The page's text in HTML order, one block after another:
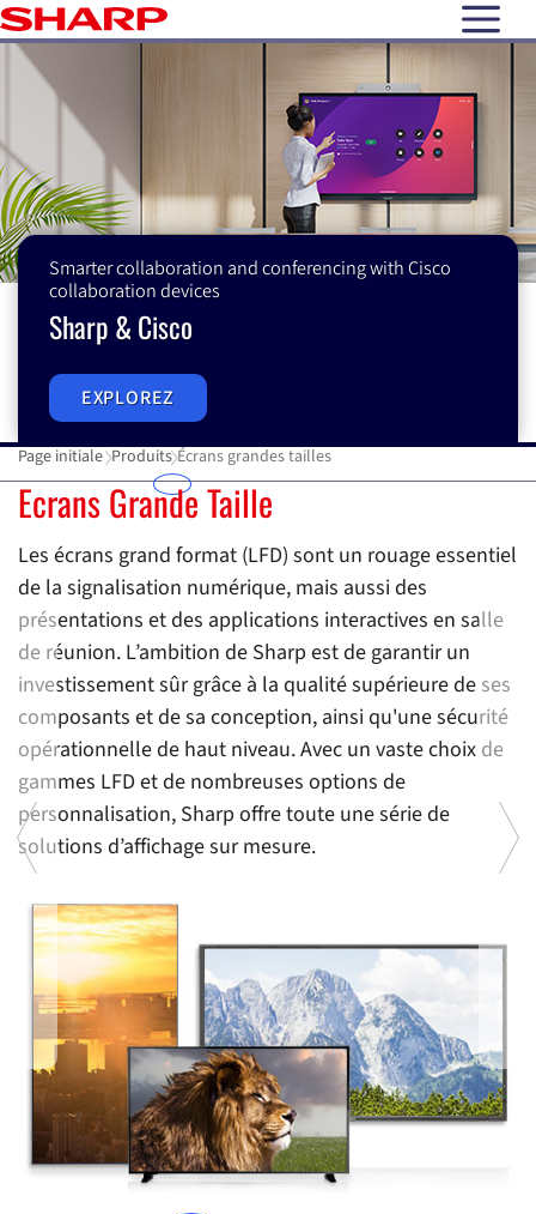
open
Smarter collaboration and conferencing with Cisco
collaboration devices
Sharp & Cisco
EXPLOREZ
Page initiale Produits Écrans grandes tailles
Ecrans Grande Taille
Previous
Ecrans Grande Taille
Les écrans grand format (LFD) sont un rouage essentiel
de la signalisation numérique, mais aussi des
présentations et des applications interactives en salle
de réunion. L’ambition de Sharp est de garantir un
investissement sûr grâce à la qualité supérieure de ses
composants et de sa conception, ainsi qu'une sécurité
opérationnelle de haut niveau. Avec un vaste choix de
gammes LFD et de nombreuses options de
personnalisation, Sharp offre toute une série de
solutions d’affichage sur mesure.